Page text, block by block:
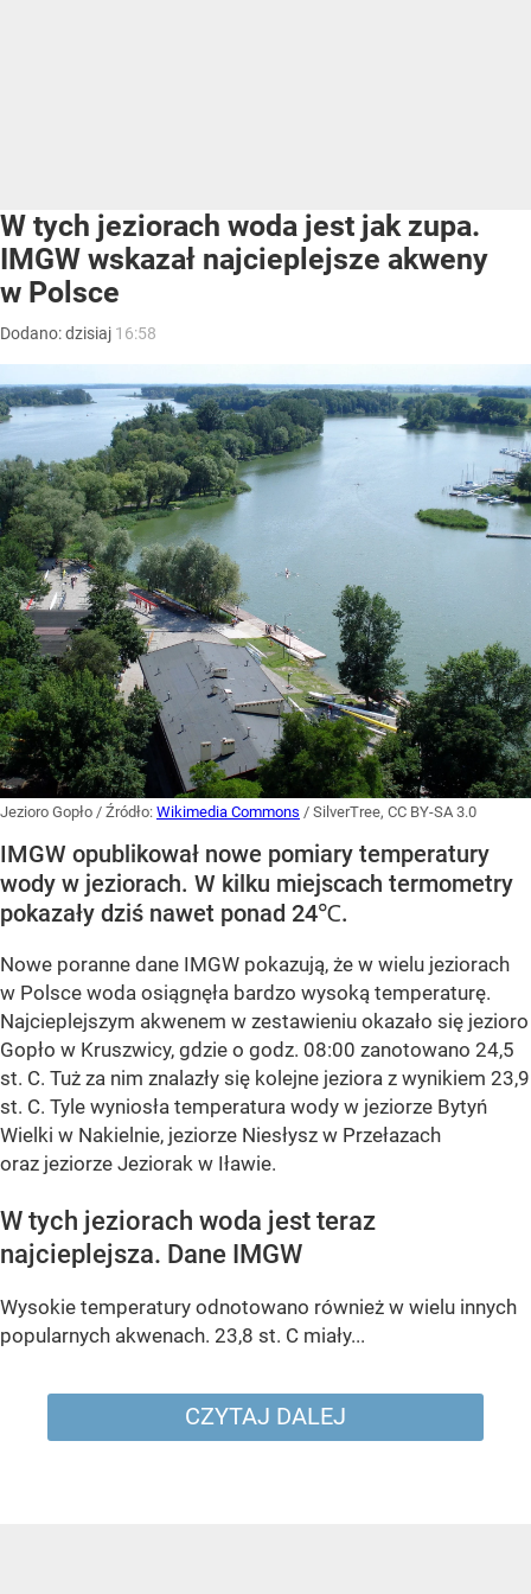
W tych jeziorach woda jest jak zupa.
IMGW wskazał najcieplejsze akweny
w Polsce
Dodano:dzisiaj 16:58
Jezioro Gopło / Źródło: Wikimedia Commons / SilverTree, CC BY-SA 3.0
IMGW opublikował nowe pomiary temperatury
wody w jeziorach. W kilku miejscach termometry
pokazały dziś nawet ponad 24℃.
Nowe poranne dane IMGW pokazują, że w wielu jeziorach
w Polsce woda osiągnęła bardzo wysoką temperaturę.
Najcieplejszym akwenem w zestawieniu okazało się jezioro
Gopło w Kruszwicy, gdzie o godz. 08:00 zanotowano 24,5
st. C. Tuż za nim znalazły się kolejne jeziora z wynikiem 23,9
st. C. Tyle wyniosła temperatura wody w jeziorze Bytyń
Wielki w Nakielnie, jeziorze Niesłysz w Przełazach
oraz jeziorze Jeziorak w Iławie.
W tych jeziorach woda jest teraz
najcieplejsza. Dane IMGW
Wysokie temperatury odnotowano również w wielu innych
popularnych akwenach. 23,8 st. C miały...
CZYTAJ DALEJ